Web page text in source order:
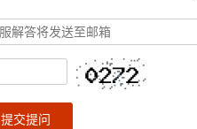
提交提问